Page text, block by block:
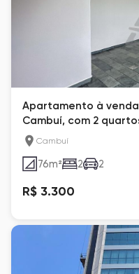
Apartamento à
Cambuí, com 2
Galhardo
Cambuí
76m² 2 2
R$ 3.300